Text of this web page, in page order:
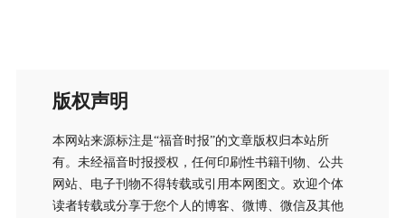
版权声明
本网站来源标注是“福音时报”的文章版权归本站所
有。未经福音时报授权，任何印刷性书籍刊物、公共
网站、电子刊物不得转载或引用本网图文。欢迎个体
读者转载或分享于您个人的博客、微博、微信及其他